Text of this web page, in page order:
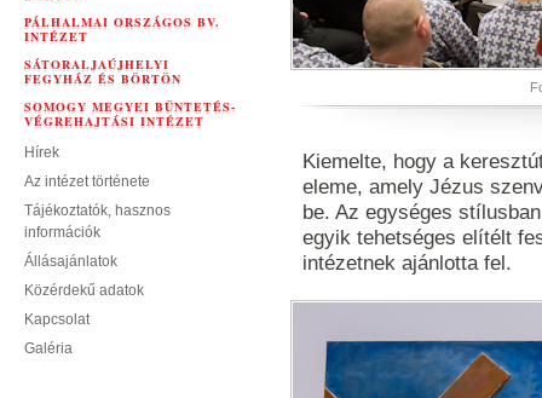
PÁLHALMAI ORSZÁGOS BV.
INTÉZET
SÁTORALJAÚJHELYI
FEGYHÁZ ÉS BÖRTÖN
SOMOGY MEGYEI BÜNTETÉS-
VÉGREHAJTÁSI INTÉZET
Hírek
Az intézet története
Tájékoztatók, hasznos
információk
Állásajánlatok
Közérdekű adatok
Kapcsolat
Galéria
Kiemelte, hogy a
eleme, amely Jézus
be. Az egységes
egyik tehetséges elítélt
intézetnek ajánlotta fel.